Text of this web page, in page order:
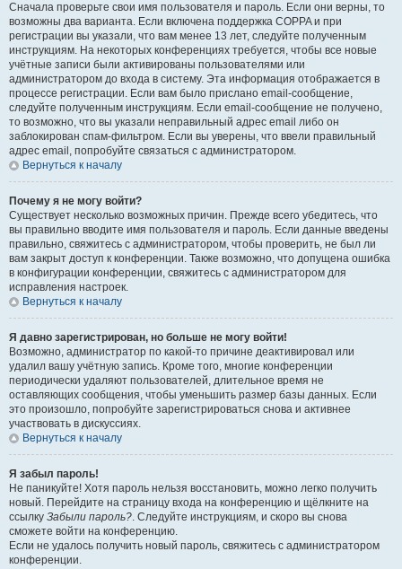
Сначала проверьте свои имя пользователя и пароль. Если они верны, то
возможны два варианта. Если включена поддержка COPPA и при
регистрации вы указали, что вам менее 13 лет, следуйте полученным
инструкциям. На некоторых конференциях требуется, чтобы все новые
учётные записи были активированы пользователями или
администратором до входа в систему. Эта информация отображается в
процессе регистрации. Если вам было прислано email-сообщение,
следуйте полученным инструкциям. Если email-сообщение не получено,
то возможно, что вы указали неправильный адрес email либо он
заблокирован спам-фильтром. Если вы уверены, что ввели правильный
адрес email, попробуйте связаться с администратором.
Вернуться к началу
Почему я не могу войти?
Существует несколько возможных причин. Прежде всего убедитесь, что
вы правильно вводите имя пользователя и пароль. Если данные введены
правильно, свяжитесь с администратором, чтобы проверить, не был ли
вам закрыт доступ к конференции. Также возможно, что допущена ошибка
в конфигурации конференции, свяжитесь с администратором для
исправления настроек.
Вернуться к началу
Я давно зарегистрирован, но больше не могу войти!
Возможно, администратор по какой-то причине деактивировал или
удалил вашу учётную запись. Кроме того, многие конференции
периодически удаляют пользователей, длительное время не
оставляющих сообщения, чтобы уменьшить размер базы данных. Если
это произошло, попробуйте зарегистрироваться снова и активнее
участвовать в дискуссиях.
Вернуться к началу
Я забыл пароль!
Не паникуйте! Хотя пароль нельзя восстановить, можно легко получить
новый. Перейдите на страницу входа на конференцию и щёлкните на
ссылку Забыли пароль?. Следуйте инструкциям, и скоро вы снова
сможете войти на конференцию.
Если не удалось получить новый пароль, свяжитесь с администратором
конференции.